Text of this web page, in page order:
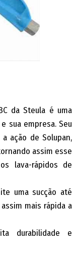
da Steula é uma
sua empresa. Seu
ação de Solupan,
assim esse
lava-rápidos de
uma sucção até
mais rápida a
durabilidade e